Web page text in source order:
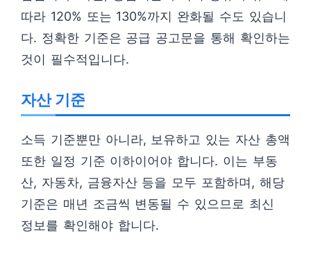
따라 120% 또는 130%까지 완화될 수도 있습니
다. 정확한 기준은 공급 공고문을 통해 확인하는
것이 필수적입니다.
자산 기준
소득 기준뿐만 아니라, 보유하고 있는 자산 총액
또한 일정 기준 이하이어야 합니다. 이는 부동
산, 자동차, 금융자산 등을 모두 포함하며, 해당
기준은 매년 조금씩 변동될 수 있으므로 최신
정보를 확인해야 합니다.